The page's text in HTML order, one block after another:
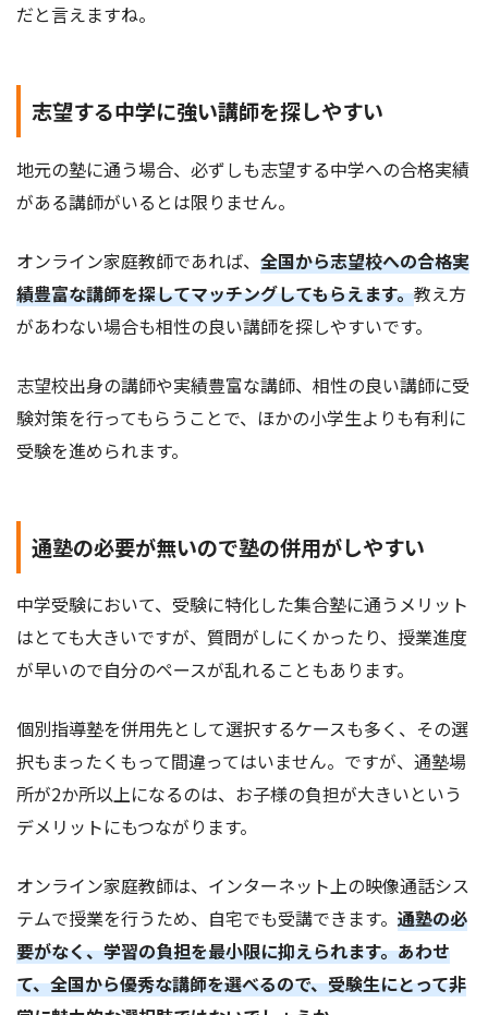
だと言えますね。
志望する中学に強い講師を探しやすい
地元の塾に通う場合、必ずしも志望する中学への合格実績
がある講師がいるとは限りません。
オンライン家庭教師であれば、 全国から志望校への合格実
績豊富な講師を探してマッチングしてもらえます。教え方
があわない場合も相性の良い講師を探しやすいです。
志望校出身の講師や実績豊富な講師、相性の良い講師に受
験対策を行ってもらうことで、ほかの小学生よりも有利に
受験を進められます。
通塾の必要が無いので塾の併用がしやすい
中学受験において、受験に特化した集合塾に通うメリット
はとても大きいですが、質問がしにくかったり、授業進度
が早いので自分のペースが乱れることもあります。
個別指導塾を併用先として選択するケースも多く、その選
択もまったくもって間違ってはいません。ですが、通塾場
所が2か所以上になるのは、お子様の負担が大きいという
デメリットにもつながります。
オンライン家庭教師は、インターネット上の映像通話シス
テムで授業を行うため、自宅でも受講できます。 通塾の必
要がなく、学習の負担を最小限に抑えられます。あわせ
て、全国から優秀な講師を選べるので、受験生にとって非